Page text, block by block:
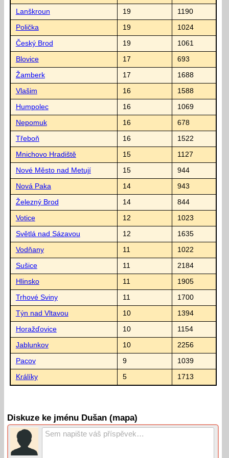
Lanškroun 19 1190
Polička 19 1024
Český Brod 19 1061
Blovice 17 693
Žamberk 17 1688
Vlašim 16 1588
Humpolec 16 1069
Nepomuk 16 678
Třeboň 16 1522
Mnichovo Hradiště 15 1127
Nové Město nad Metují 15 944
Nová Paka 14 943
Železný Brod 14 844
Votice 12 1023
Světlá nad Sázavou 12 1635
Vodňany 11 1022
Sušice 11 2184
Hlinsko 11 1905
Trhové Sviny 11 1700
Týn nad Vltavou 10 1394
Horažďovice 10 1154
Jablunkov 10 2256
Pacov 9 1039
Králíky 5 1713
Diskuze ke jménu Dušan (mapa)